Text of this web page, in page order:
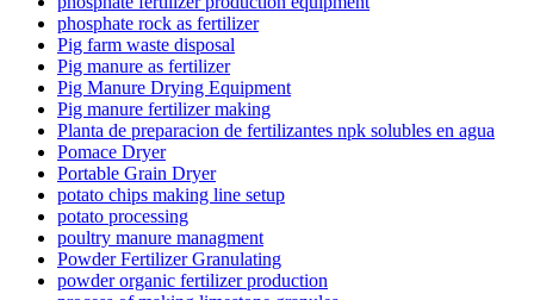
phosphate rock as fertilizer
Pig farm waste disposal
Pig manure as fertilizer
Pig Manure Drying Equipment
Pig manure fertilizer making
Planta de preparacion de fertilizantes npk solubles en agua
Pomace Dryer
Portable Grain Dryer
potato chips making line setup
potato processing
poultry manure managment
Powder Fertilizer Granulating
powder organic fertilizer production